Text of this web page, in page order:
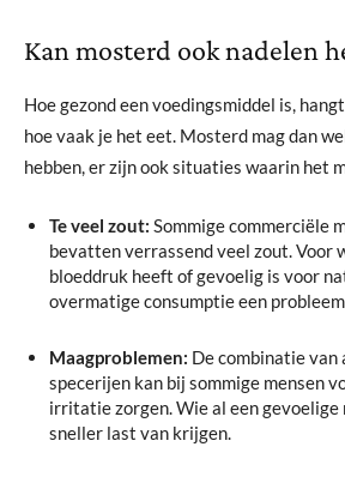
Kan mosterd ook nadelen
Hoe gezond een voedingsmiddel is,
hoe vaak je het eet. Mosterd mag dan
hebben, er zijn ook situaties waarin het
Te veel zout: Sommige commerciële
bevatten verrassend veel zout. Voor
bloeddruk heeft of gevoelig is voor
overmatige consumptie een
Maagproblemen: De combinatie van
specerijen kan bij sommige mensen
irritatie zorgen. Wie al een gevoelige
sneller last van krijgen.